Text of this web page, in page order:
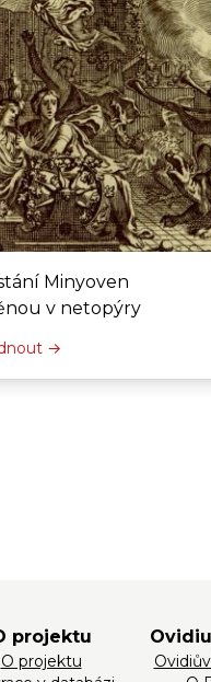
Minyoven
v netopýry
→
projektu
O projektu